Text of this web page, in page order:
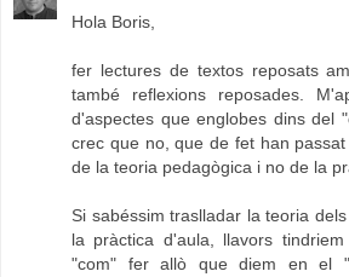
Hola Boris,
fer lectures de textos reposats
també reflexions reposades.
d'aspectes que englobes dins del
crec que no, que de fet han
de la teoria pedagògica i no de la
Si sabéssim traslladar la teoria
la pràctica d'aula, llavors
"com" fer allò que diem en el